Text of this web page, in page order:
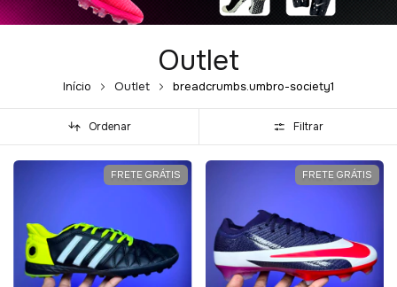
Outlet
Início Outlet breadcrumbs.umbro-society1
Ordenar Filtrar
FRETE GRÁTIS FRETE GRÁTIS